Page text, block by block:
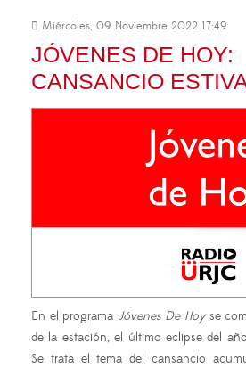
Miércoles, 09 Noviembre 2022 17:49
JÓVENES DE HOY:
CANSANCIO
En el programa Jóvenes De Hoyse
de la estación, el último eclipse del
Se trata el tema del cansancio